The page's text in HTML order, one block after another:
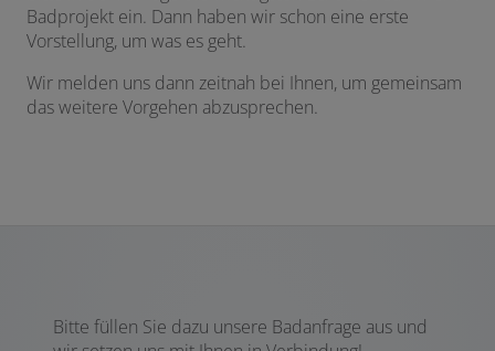
Badprojekt ein. Dann haben wir schon eine erste
Vorstellung, um was es geht.
Wir melden uns dann zeitnah bei Ihnen, um gemeinsam
das weitere Vorgehen abzusprechen.
Bitte füllen Sie dazu unsere Badanfrage aus und